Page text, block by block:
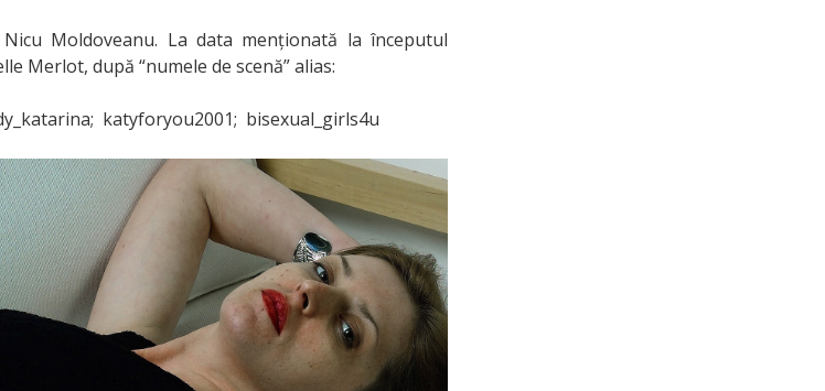
Moldoveanu. La data menționată la începutul
Merlot, după “numele de scenă” alias:
katyforyou2001; bisexual_girls4u